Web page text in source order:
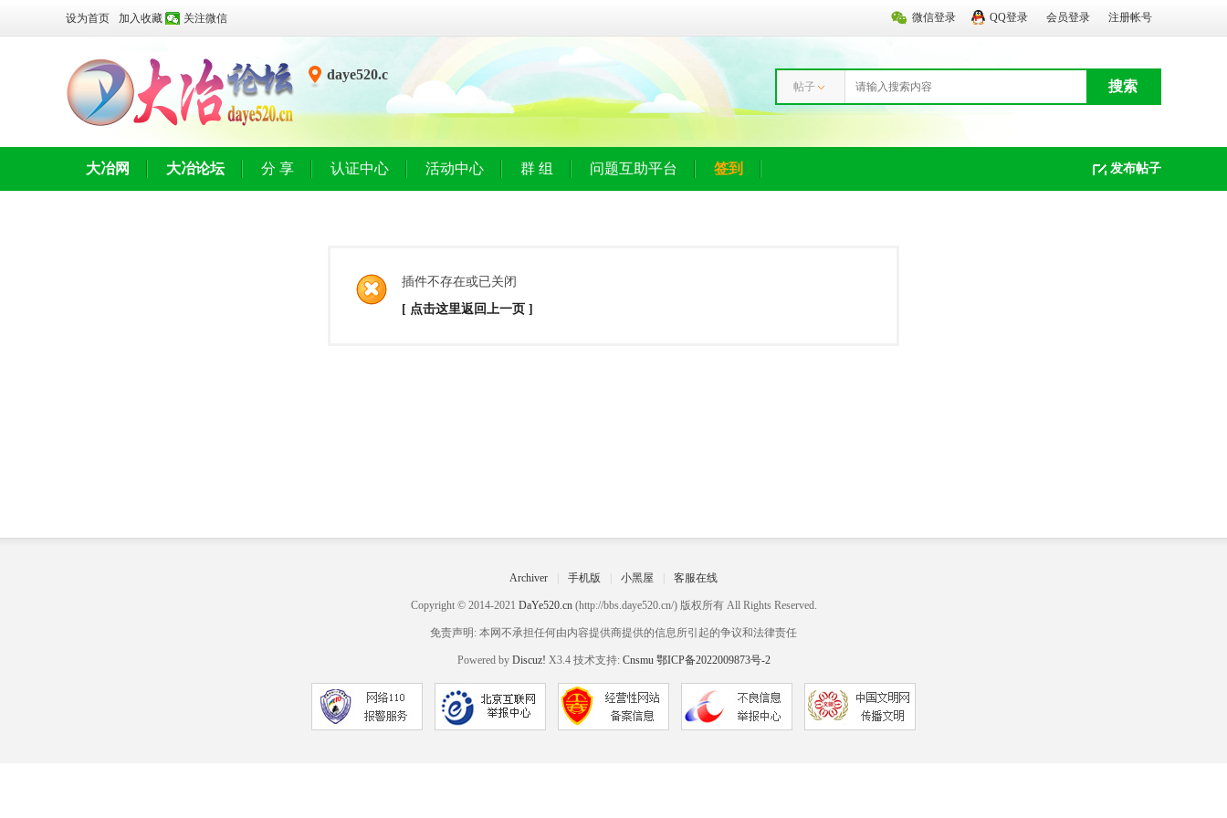
微信登录 QQ登录 会员登录 注册帐号
设为首页 加入收藏 关注微信
daye520.c
帖子 搜索
发布帖子
大冶网 大冶论坛 分 享 认证中心 活动中心 群 组 问题互助平台 签到
插件不存在或已关闭
[ 点击这里返回上一页 ]
Archiver 手机版 小黑屋 客服在线
Copyright © 2014-2021 DaYe520.cn(http://bbs.daye520.cn/) 版权所有 All Rights Reserved.
免责声明: 本网不承担任何由内容提供商提供的信息所引起的争议和法律责任
Powered by Discuz! X3.4 技术支持: Cnsmu 鄂ICP备2022009873号-2